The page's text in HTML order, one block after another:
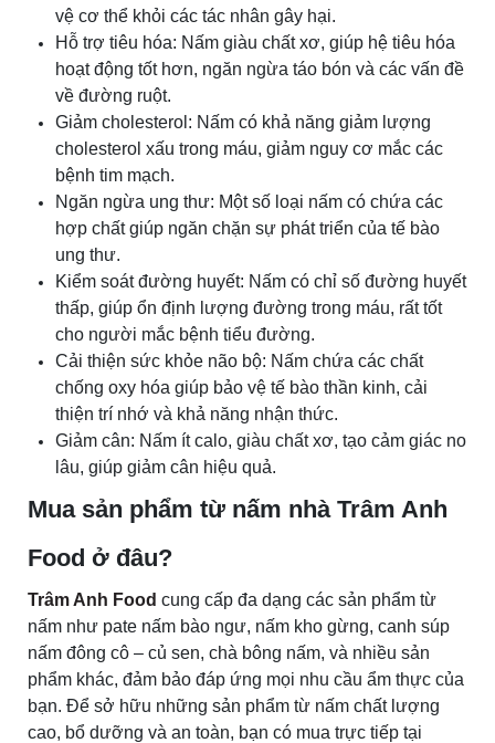
vệ cơ thể khỏi các tác nhân gây hại.
Hỗ trợ tiêu hóa: Nấm giàu chất xơ, giúp hệ tiêu hóa
hoạt động tốt hơn, ngăn ngừa táo bón và các vấn đề
về đường ruột.
Giảm cholesterol: Nấm có khả năng giảm lượng
cholesterol xấu trong máu, giảm nguy cơ mắc các
bệnh tim mạch.
Ngăn ngừa ung thư: Một số loại nấm có chứa các
hợp chất giúp ngăn chặn sự phát triển của tế bào
ung thư.
Kiểm soát đường huyết: Nấm có chỉ số đường huyết
thấp, giúp ổn định lượng đường trong máu, rất tốt
cho người mắc bệnh tiểu đường.
Cải thiện sức khỏe não bộ: Nấm chứa các chất
chống oxy hóa giúp bảo vệ tế bào thần kinh, cải
thiện trí nhớ và khả năng nhận thức.
Giảm cân: Nấm ít calo, giàu chất xơ, tạo cảm giác no
lâu, giúp giảm cân hiệu quả.
Mua sản phẩm từ nấm nhà Trâm Anh
Food ở đâu?
Trâm Anh Food cung cấp đa dạng các sản phẩm từ
nấm như pate nấm bào ngư, nấm kho gừng, canh súp
nấm đông cô – củ sen, chà bông nấm, và nhiều sản
phẩm khác, đảm bảo đáp ứng mọi nhu cầu ẩm thực của
bạn. Để sở hữu những sản phẩm từ nấm chất lượng
cao, bổ dưỡng và an toàn, bạn có mua trực tiếp tại